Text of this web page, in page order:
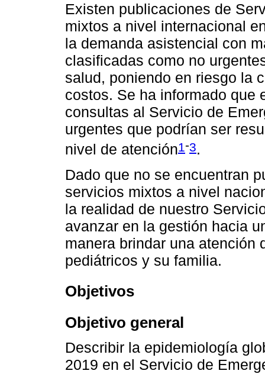
Existen publicaciones de
mixtos a nivel internacional
la demanda asistencial con
clasificadas como no
salud, poniendo en riesgo la
costos. Se ha informado que
consultas al Servicio de
urgentes que podrían ser
nivel de atención1-3.
Dado que no se encuentran
servicios mixtos a nivel
la realidad de nuestro
avanzar en la gestión hacia
manera brindar una atención
pediátricos y su familia.
Objetivos
Objetivo general
Describir la epidemiología
2019 en el Servicio de